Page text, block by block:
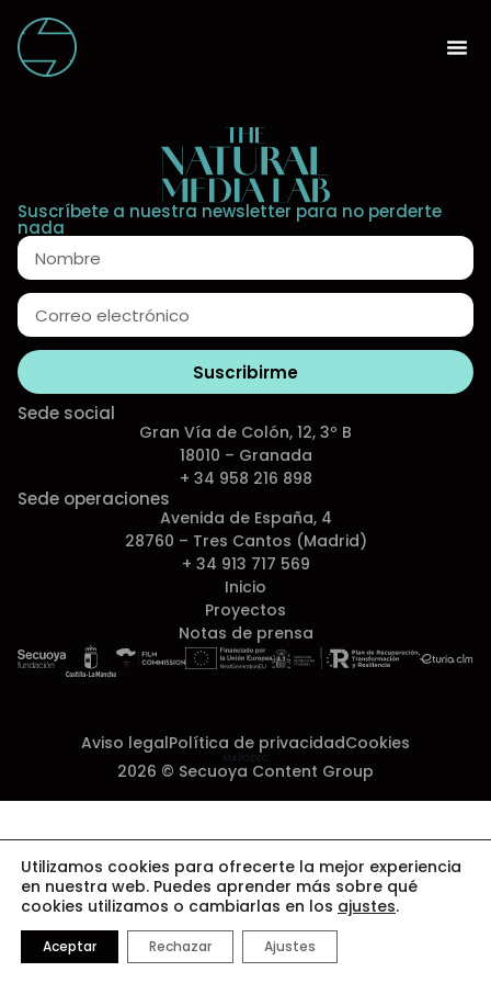
Suscríbete a nuestra newsletter para no perderte
nada
Suscribirme
Sede social
Gran Vía de Colón, 12, 3º B
18010 – Granada
+ 34 958 216 898
Sede operaciones
Avenida de España, 4
28760 – Tres Cantos (Madrid)
+ 34 913 717 569
Inicio
Proyectos
Notas de prensa
2026 © Secuoya Content Group
MAPODEC
Aviso legalPolítica de privacidadCookies
Utilizamos cookies para ofrecerte la mejor experiencia
en nuestra web. Puedes aprender más sobre qué
cookies utilizamos o cambiarlas en los ajustes.
Aceptar Rechazar Ajustes